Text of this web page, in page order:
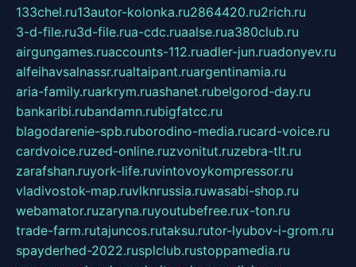
133chel.ru13autor-kolonka.ru2864420.ru2rich.ru
3-d-file.ru3d-file.rua-cdc.ruaalse.rua380club.ru
airgungames.ruaccounts-112.ruadler-jun.ruadonyev.ru
alfeihavsalnassr.rualtaipant.ruargentinamia.ru
aria-family.ruarkrym.ruashanet.rubelgorod-day.ru
bankaribi.rubandamn.rubigfatcc.ru
blagodarenie-spb.ruborodino-media.rucard-voice.ru
cardvoice.ruzed-online.ruzvonitut.ruzebra-tlt.ru
zarafshan.ruyork-life.ruvintovoykompressor.ru
vladivostok-map.ruvlknrussia.ruwasabi-shop.ru
webamator.ruzaryna.ruyoutubefree.rux-ton.ru
trade-farm.rutajuncos.rutaksu.rutor-lyubov-i-grom.ru
spayderhed-2022.rusplclub.rustoppamedia.ru